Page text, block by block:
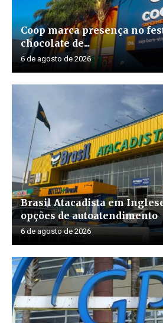
Coop marca presença no
chocolate de...
6 de agosto de 2026
Brasil Atacadista em
opções de autoatendimento
6 de agosto de 2026